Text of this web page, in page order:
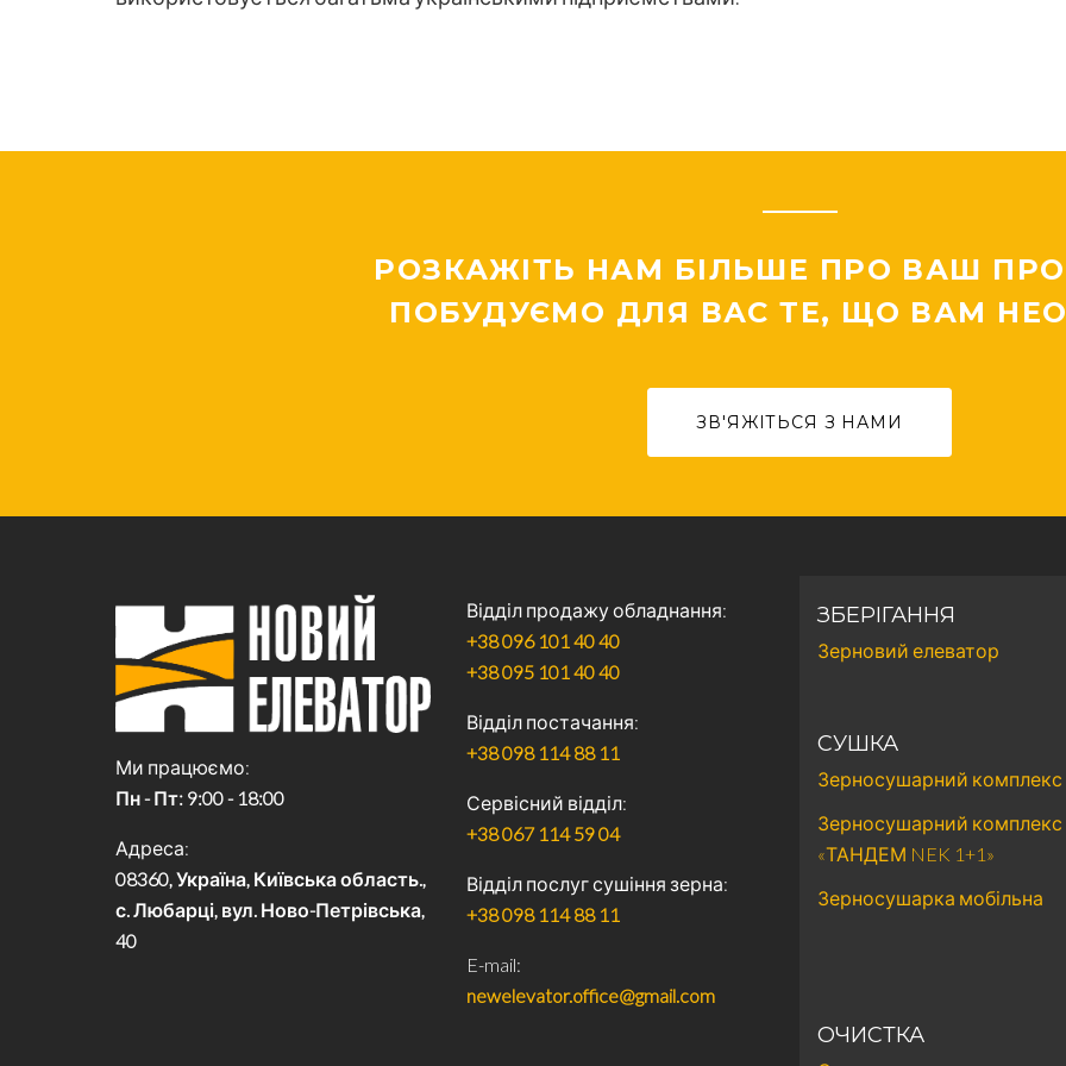
РОЗКАЖІТЬ НАМ БІЛЬШЕ ПРО ВАШ
ПОБУДУЄМО ДЛЯ ВАС ТЕ, ЩО ВАМ
ЗВ'ЯЖІТЬСЯ З НАМИ
Ми працюємо
Пн - Пт: 9:00 - 18:00
Адреса
08360, Україна, Київська область.,
с. Любарці, вул. Ново-Петрівська,
40
Відділ продажу обладнання
+38 096 101 40 40
+38 095 101 40 40
Відділ постачання
+38 098 114 88 11
Сервісний відділ
+38 067 114 59 04
Відділ послуг сушіння зерна
+38 098 114 88 11
E-mail
newelevator.office@gmail.com
ЗБЕРІГАННЯ
Зерновий елеватор
СУШКА
Зерносушарний комплекс
Зерносушарний комплекс
«ТАНДЕМ NEK 1+1»
Зерносушарка мобільна
ОЧИСТКА